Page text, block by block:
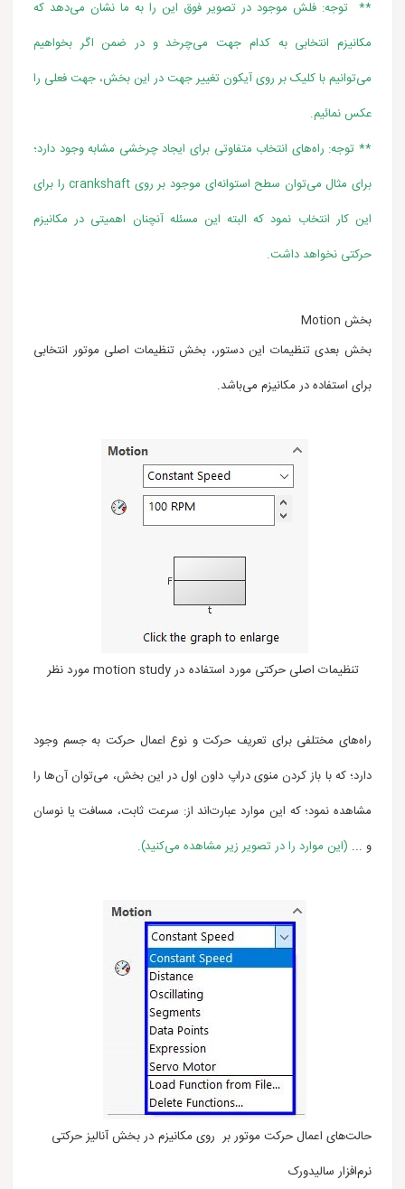
** توجه: فلش موجود در تصویر فوق این را به ما نشان می‌دهد که
مکانیزم انتخابی به کدام جهت می‌چرخد و در ضمن اگر بخواهیم
می‌توانیم با کلیک بر روی آیکون تغییر جهت در این بخش، جهت فعلی را
عکس نمائیم.
** توجه: راه‌های انتخاب متفاوتی برای ایجاد چرخشی مشابه وجود دارد؛
برای مثال می‌توان سطح استوانه‌ای موجود بر روی crankshaft را برای
این کار انتخاب نمود که البته این مسئله آنچنان اهمیتی در مکانیزم
حرکتی نخواهد داشت.
بخش Motion
بخش بعدی تنظیمات این دستور، بخش تنظیمات اصلی موتور انتخابی
برای استفاده در مکانیزم می‌باشد.
تنظیمات اصلی حرکتی مورد استفاده در motion study مورد نظر
راه‌های مختلفی برای تعریف حرکت و نوع اعمال حرکت به جسم وجود
دارد؛ که با باز کردن منوی دراپ داون اول در این بخش، می‌توان آن‌ها را
مشاهده نمود؛ که این موارد عبارت‌اند از: سرعت ثابت، مسافت یا نوسان
و ... (این موارد را در تصویر زیر مشاهده می‌کنید).
حالت‌های اعمال حرکت موتور بر روی مکانیزم در بخش آنالیز حرکتی
نرم‌افزار سالیدورک